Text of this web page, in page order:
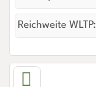
Reichweite WLTP: